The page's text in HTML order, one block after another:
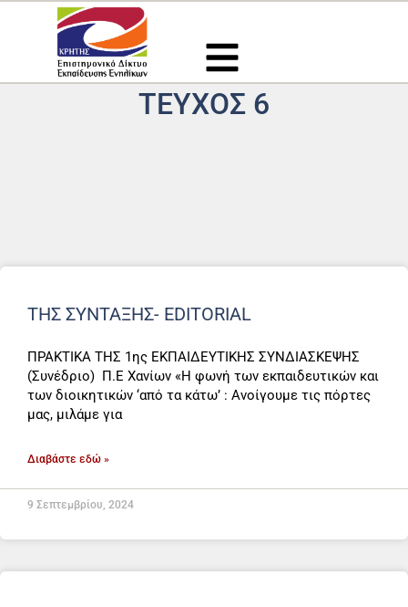
Μετάβαση
περιεχόμενο
ΤΕΎΧΟΣ 6
ΤΗΣ ΣΥΝΤΑΞΗΣ- EDITORIAL
ΠΡΑΚΤΙΚΑ ΤΗΣ 1ης ΕΚΠΑΙΔΕΥΤΙΚΗΣ ΣΥΝΔΙΑΣΚΕΨΗΣ
(Συνέδριο) Π.Ε Χανίων «Η φωνή των εκπαιδευτικών και
των διοικητικών ‘από τα κάτω’ : Ανοίγουμε τις πόρτες
μας, μιλάμε για
Διαβάστε εδώ »
9 Σεπτεμβρίου, 2024